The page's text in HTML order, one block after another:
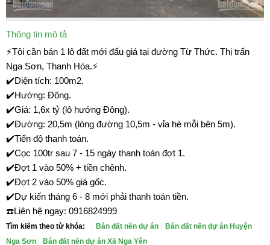
Thông tin mô tả
⚡Tôi cần bán 1 lô đất mới đấu giá tại đường Từ Thức. Thị trấn
Nga Sơn, Thanh Hóa.⚡
✔️Diện tích: 100m2.
✔️Hướng: Đông.
✔️Giá: 1,6x tỷ (lô hướng Đông).
✔️Đường: 20,5m (lòng đường 10,5m - vỉa hè mỗi bên 5m).
✔️Tiến độ thanh toán.
✔️Cọc 100tr sau 7 - 15 ngày thanh toán đợt 1.
✔️Đợt 1 vào 50% + tiền chênh.
✔️Đợt 2 vào 50% giá gốc.
✔️Dự kiến tháng 6 - 8 mới phải thanh toán tiền.
☎️Liên hệ ngay: 0916824999
Tìm kiếm theo từ khóa: Bán đất nền dự án
Bán đất nền dự án Huyện
Nga Sơn
Bán đất nền dự án Xã Nga Yên